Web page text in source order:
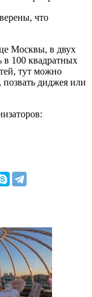
что
Москвы, в двух
в 100 квадратных
тут можно
позвать диджея или